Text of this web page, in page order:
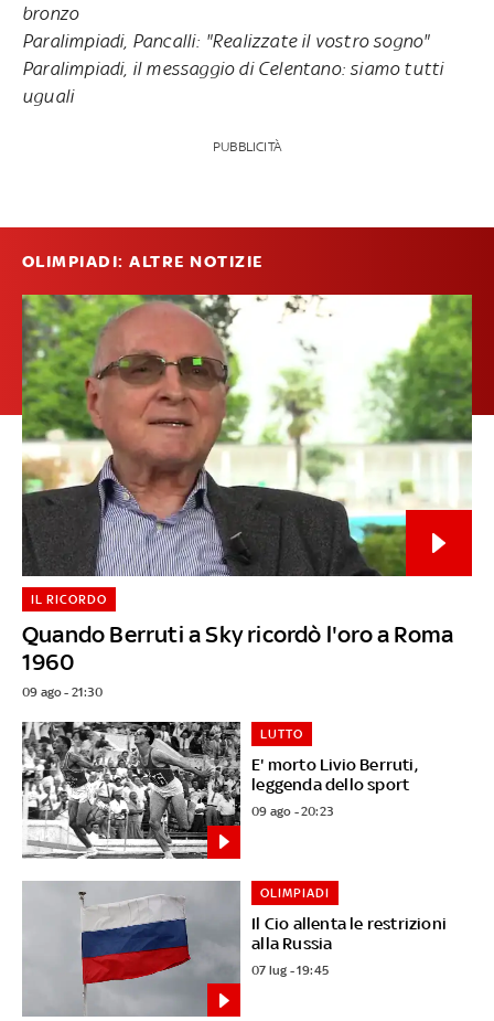
bronzo
Paralimpiadi, Pancalli: "Realizzate il vostro sogno"
Paralimpiadi, il messaggio di Celentano: siamo tutti
uguali
PUBBLICITÀ
OLIMPIADI: ALTRE NOTIZIE
Quando Berruti a Sky ricordò l'oro a Roma
1960
IL RICORDO
09 ago - 21:30
E' morto Livio Berruti,
leggenda dello sport
LUTTO
09 ago - 20:23
Il Cio allenta le restrizioni
alla Russia
OLIMPIADI
07 lug - 19:45